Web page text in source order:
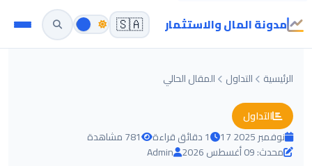
مدونة المال والاستثمار 🇸🇦
الرئيسية التداول المقال الحالي
التداول
17 نوفمبر 2025
1 دقائق قراءة
781 مشاهدة
محدث: 09 أغسطس 2026
Admin